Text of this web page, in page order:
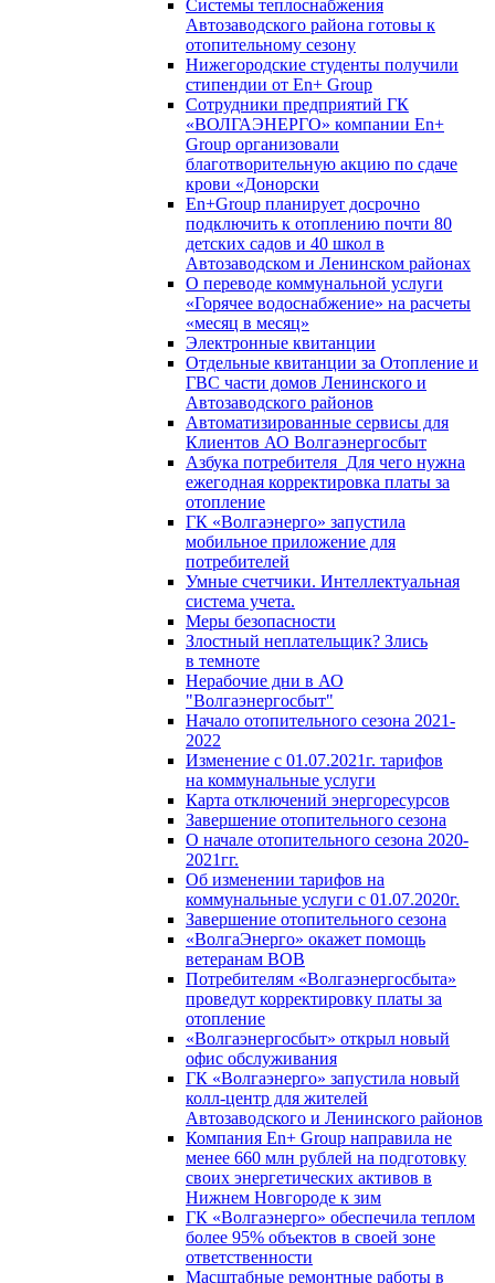
Системы теплоснабжения
Автозаводского района готовы к
отопительному сезону
Нижегородские студенты получили
стипендии от En+ Group
Сотрудники предприятий ГК
«ВОЛГАЭНЕРГО» компании En+
Group организовали
благотворительную акцию по сдаче
крови «Донорски
En+Group планирует досрочно
подключить к отоплению почти 80
детских садов и 40 школ в
Автозаводском и Ленинском районах
О переводе коммунальной услуги
«Горячее водоснабжение» на расчеты
«месяц в месяц»
Электронные квитанции
Отдельные квитанции за Отопление и
ГВС части домов Ленинского и
Автозаводского районов
Автоматизированные сервисы для
Клиентов АО Волгаэнергосбыт
Азбука потребителя_Для чего нужна
ежегодная корректировка платы за
отопление
ГК «Волгаэнерго» запустила
мобильное приложение для
потребителей
Умные счетчики. Интеллектуальная
система учета.
Меры безопасности
Злостный неплательщик? Злись
в темноте
Нерабочие дни в АО
"Волгаэнергосбыт"
Начало отопительного сезона 2021-
2022
Изменение с 01.07.2021г. тарифов
на коммунальные услуги
Карта отключений энергоресурсов
Завершение отопительного сезона
О начале отопительного сезона 2020-
2021гг.
Об изменении тарифов на
коммунальные услуги с 01.07.2020г.
Завершение отопительного сезона
«ВолгаЭнерго» окажет помощь
ветеранам ВОВ
Потребителям «Волгаэнергосбыта»
проведут корректировку платы за
отопление
«Волгаэнергосбыт» открыл новый
офис обслуживания
ГК «Волгаэнерго» запустила новый
колл-центр для жителей
Автозаводского и Ленинского районов
Компания En+ Group направила не
менее 660 млн рублей на подготовку
своих энергетических активов в
Нижнем Новгороде к зим
ГК «Волгаэнерго» обеспечила теплом
более 95% объектов в своей зоне
ответственности
Масштабные ремонтные работы в